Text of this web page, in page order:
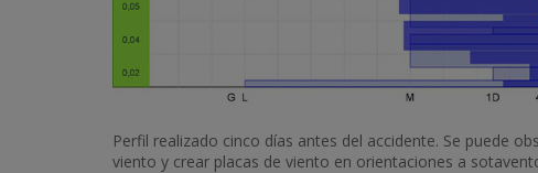
Perfil realizado cinco días antes del accidente. Se puede
viento y crear placas de viento en orientaciones a